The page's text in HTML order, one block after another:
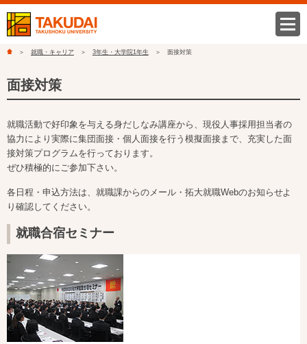
就職・キャリア 3年生・大学院1年生 面接対策
面接対策
就職活動で好印象を与える身だしなみ講座から、現役人事採用担当者の
協力により実際に集団面接・個人面接を行う模擬面接まで、充実した面
接対策プログラムを行っております。
ぜひ積極的にご参加下さい。
各日程・申込方法は、就職課からのメール・拓大就職Webのお知らせよ
り確認してください。
就職合宿セミナー